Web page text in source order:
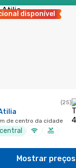
disponível
(25)
de centro da cidade
Mostrar preços